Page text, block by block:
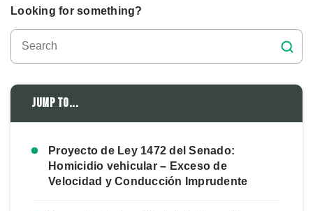
Looking for something?
Jump to...
Proyecto de Ley 1472 del Senado:
Homicidio vehicular – Exceso de
Velocidad y Conducción Imprudente